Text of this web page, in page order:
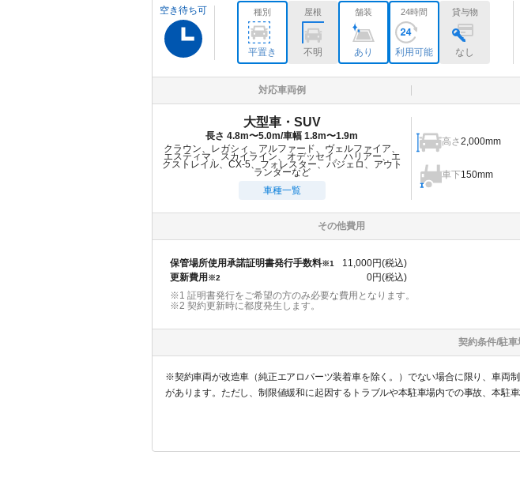
空き待ち可 種別
平置き
屋根
不明
舗装
あり
24時間
利用可能
貸与物
なし
対応車両例
大型車・SUV
長さ 4.8m〜5.0m/車幅 1.8m〜1.9m
クラウン、レガシィ、アルファード、ヴェルファイア、
エスティマ、スカイライン、オデッセイ、ハリアー、エ
クストレイル、CX-5、フォレスター、パジェロ、アウト
ランダーなど
車種一覧
高さ2,000mm
車下150mm
その他費用
保管場所使用承諾証明書発行手数料※1 11,000円(税込)
更新費用※2 0円(税込)
※1 証明書発行をご希望の方のみ必要な費用となります。
※2 契約更新時に都度発生します。
契約条件/駐車
※契約車両が改造車（純正エアロパーツ装着車を除く。）でない場合に限り、車両
があります。ただし、制限値緩和に起因するトラブルや本駐車場内での事故、本駐